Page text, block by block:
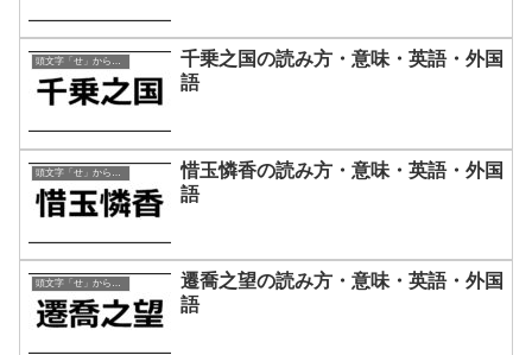
頭文字「せ」から始まる四字熟語
千乗之国の読み方・意味・英語・外国
語
惜玉憐香の読み方・意味・英語・外国
語
頭文字「せ」から始まる四字熟語
遷喬之望の読み方・意味・英語・外国
語